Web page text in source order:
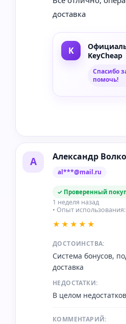
доставка
KeyCheap
Спасибо
помочь!
А Александр
al***@mail.ru
✓ Проверенный
1 неделя назад
• Опыт
★★★★★
ДОСТОИНСТВА:
Система бонусов,
доставка
НЕДОСТАТКИ:
В целом
КОММЕНТАРИЙ: